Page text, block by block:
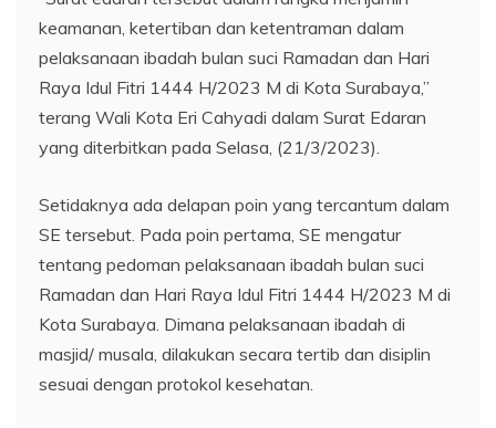
keamanan, ketertiban dan ketentraman dalam
pelaksanaan ibadah bulan suci Ramadan dan Hari
Raya Idul Fitri 1444 H/2023 M di Kota Surabaya,”
terang Wali Kota Eri Cahyadi dalam Surat Edaran
yang diterbitkan pada Selasa, (21/3/2023).
Setidaknya ada delapan poin yang tercantum dalam
SE tersebut. Pada poin pertama, SE mengatur
tentang pedoman pelaksanaan ibadah bulan suci
Ramadan dan Hari Raya Idul Fitri 1444 H/2023 M di
Kota Surabaya. Dimana pelaksanaan ibadah di
masjid/ musala, dilakukan secara tertib dan disiplin
sesuai dengan protokol kesehatan.